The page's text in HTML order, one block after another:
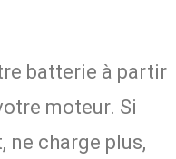
batterie à partir
moteur. Si
ne charge plus,